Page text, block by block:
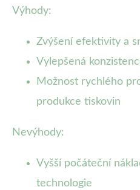
Výhody:
Zvýšení efektivity a
Vylepšená
Možnost rychlého
produkce tiskovin
Nevýhody:
Vyšší počáteční
technologie